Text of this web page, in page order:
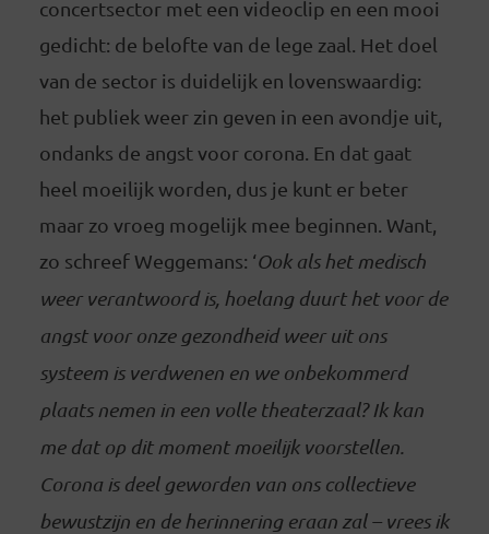
concertsector met een videoclip en een mooi
gedicht: de belofte van de lege zaal. Het doel
van de sector is duidelijk en lovenswaardig:
het publiek weer zin geven in een avondje uit,
ondanks de angst voor corona. En dat gaat
heel moeilijk worden, dus je kunt er beter
maar zo vroeg mogelijk mee beginnen. Want,
zo schreef Weggemans: ‘Ook als het medisch
weer verantwoord is, hoelang duurt het voor de
angst voor onze gezondheid weer uit ons
systeem is verdwenen en we onbekommerd
plaats nemen in een volle theaterzaal? Ik kan
me dat op dit moment moeilijk voorstellen.
Corona is deel geworden van ons collectieve
bewustzijn en de herinnering eraan zal – vrees ik